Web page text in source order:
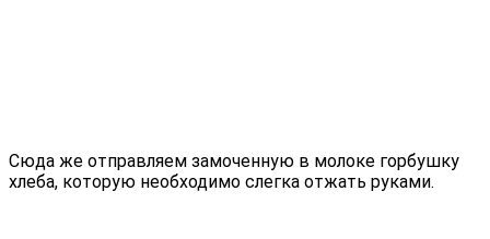
Сюда же отправляем замоченную в молоке горбушку
хлеба, которую необходимо слегка отжать руками.